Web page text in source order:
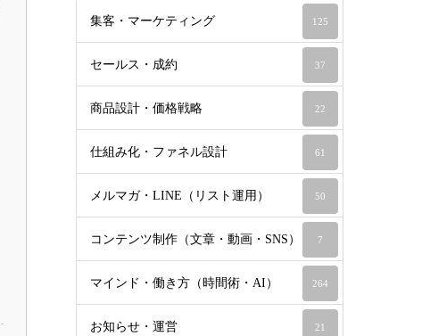
集客・マーケティング 125
セールス・成約 37
商品設計・価格戦略 22
仕組み化・ファネル設計 61
メルマガ・LINE（リスト運用） 50
コンテンツ制作（文章・動画・SNS） 7
マインド・働き方（時間術・AI） 264
お知らせ・運営 21